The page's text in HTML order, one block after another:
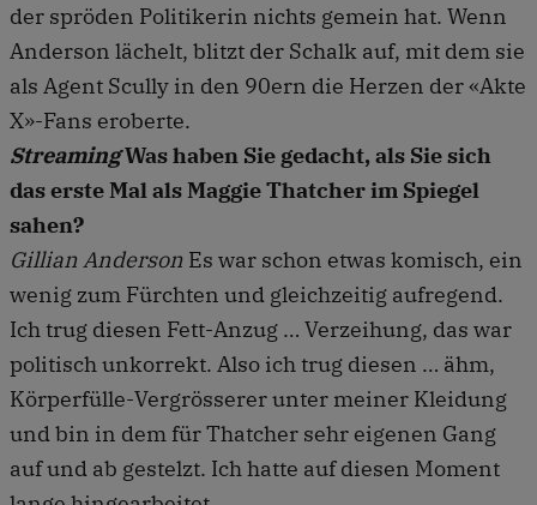
der spröden Politikerin nichts gemein hat. Wenn
Anderson lächelt, blitzt der Schalk auf, mit dem sie
als Agent Scully in den 90ern die Herzen der «Akte
X»-Fans eroberte.
StreamingWas haben Sie gedacht, als Sie sich
das erste Mal als Maggie Thatcher im Spiegel
sahen?
Gillian Anderson Es war schon etwas komisch, ein
wenig zum Fürchten und gleichzeitig aufregend.
Ich trug diesen Fett-Anzug … Verzeihung, das war
politisch unkorrekt. Also ich trug diesen … ähm,
Körperfülle-Vergrösserer unter meiner Kleidung
und bin in dem für Thatcher sehr eigenen Gang
auf und ab gestelzt. Ich hatte auf diesen Moment